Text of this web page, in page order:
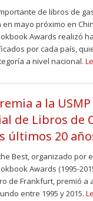
de libros de
mayo próximo en
Awards realizó
por cada país,
a nivel nacional.
a la
de Libros de
últimos 20
Best, organizado por
Awards (1995-
de Frankfurt, premió a
entre 1995 y 2015.